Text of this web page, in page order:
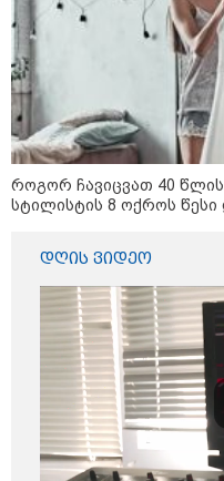
-
-
კონფლიქტები
როგორ ჩავიცვათ 40
სტილისტის 8 ოქროს
დღის ვიდეო